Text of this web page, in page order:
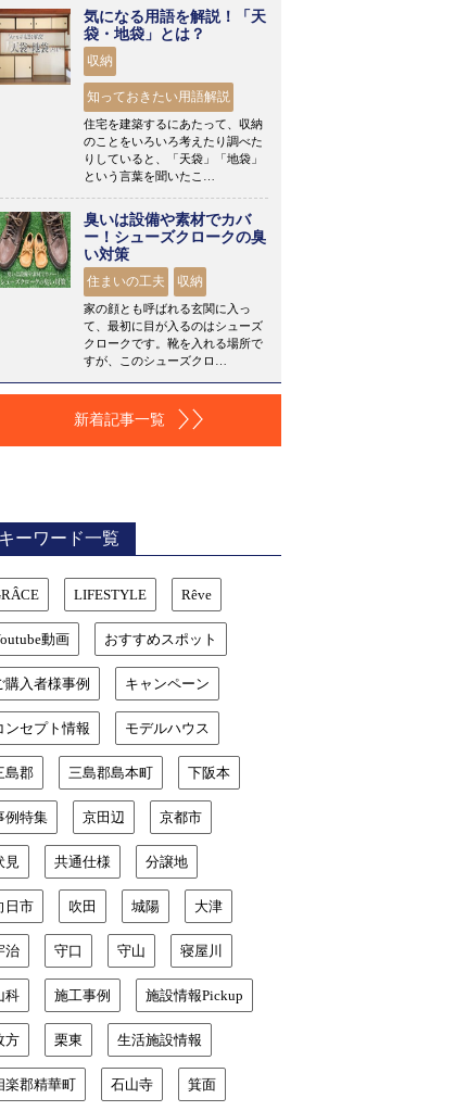
気になる用語を解説！「天
袋・地袋」とは？
収納
知っておきたい用語解説
住宅を建築するにあたって、収納
のことをいろいろ考えたり調べた
りしていると、「天袋」「地袋」
という言葉を聞いたこ…
臭いは設備や素材でカバ
ー！シューズクロークの臭
い対策
住まいの工夫 収納
家の顔とも呼ばれる玄関に入っ
て、最初に目が入るのはシューズ
クロークです。靴を入れる場所で
すが、このシューズクロ…
新着記事一覧
キーワード一覧
LIFESTYLE Rêve
動画 おすすめスポット
購入者様事例 キャンペーン
ンセプト情報 モデルハウス
島郡 三島郡島本町 下阪本
例特集 京田辺 京都市
見 共通仕様 分譲地
日市 吹田 城陽 大津
治 守口 守山 寝屋川
科 施工事例 施設情報Pickup
方 栗東 生活施設情報
楽郡精華町 石山寺 箕面